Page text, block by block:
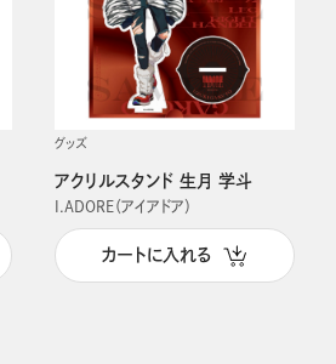
グッズ
アクリルスタンド 生月 学斗
I.ADORE（アイアドア）
カートに入れる